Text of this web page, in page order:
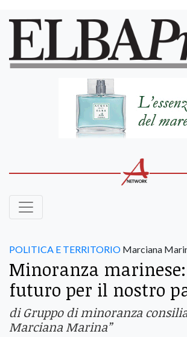
POLITICA E TERRITORIO Marciana
Minoranza
futuro per il nostro
di Gruppo di minoranza
Marciana Marina”